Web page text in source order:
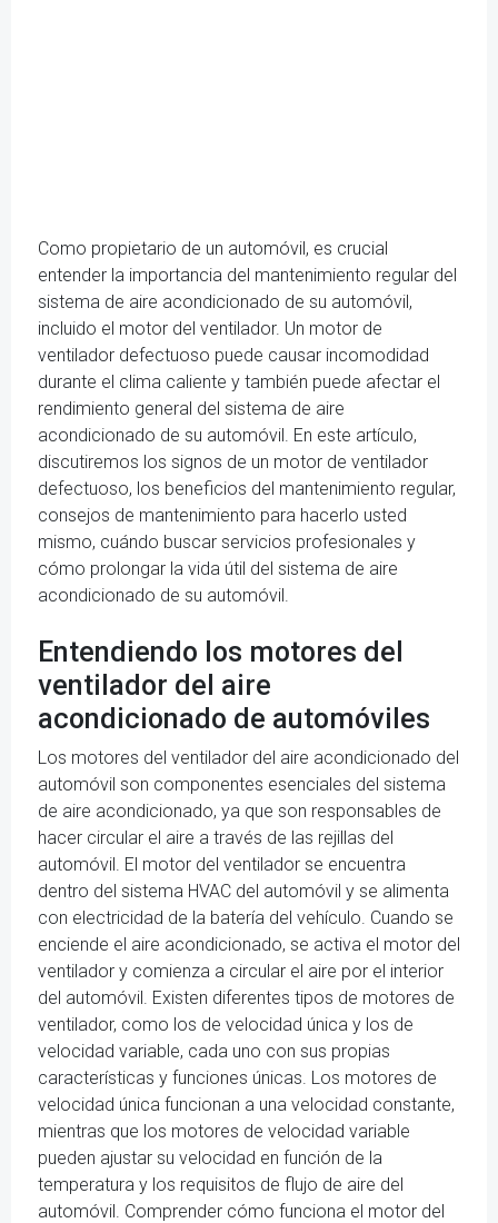
Como propietario de un automóvil, es crucial
entender la importancia del mantenimiento regular del
sistema de aire acondicionado de su automóvil,
incluido el motor del ventilador. Un motor de
ventilador defectuoso puede causar incomodidad
durante el clima caliente y también puede afectar el
rendimiento general del sistema de aire
acondicionado de su automóvil. En este artículo,
discutiremos los signos de un motor de ventilador
defectuoso, los beneficios del mantenimiento regular,
consejos de mantenimiento para hacerlo usted
mismo, cuándo buscar servicios profesionales y
cómo prolongar la vida útil del sistema de aire
acondicionado de su automóvil.
Entendiendo los motores del
ventilador del aire
acondicionado de automóviles
Los motores del ventilador del aire acondicionado del
automóvil son componentes esenciales del sistema
de aire acondicionado, ya que son responsables de
hacer circular el aire a través de las rejillas del
automóvil. El motor del ventilador se encuentra
dentro del sistema HVAC del automóvil y se alimenta
con electricidad de la batería del vehículo. Cuando se
enciende el aire acondicionado, se activa el motor del
ventilador y comienza a circular el aire por el interior
del automóvil. Existen diferentes tipos de motores de
ventilador, como los de velocidad única y los de
velocidad variable, cada uno con sus propias
características y funciones únicas. Los motores de
velocidad única funcionan a una velocidad constante,
mientras que los motores de velocidad variable
pueden ajustar su velocidad en función de la
temperatura y los requisitos de flujo de aire del
automóvil. Comprender cómo funciona el motor del